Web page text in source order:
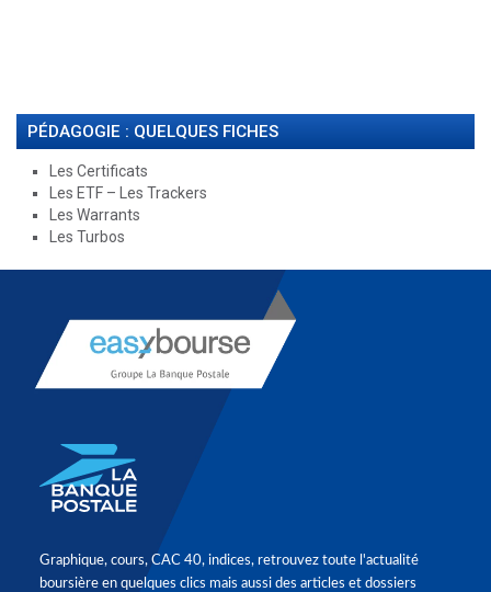
PÉDAGOGIE : QUELQUES FICHES
Les Certificats
Les ETF – Les Trackers
Les Warrants
Les Turbos
Graphique, cours, CAC 40, indices, retrouvez toute l'actualité
boursière en quelques clics mais aussi des articles et dossiers